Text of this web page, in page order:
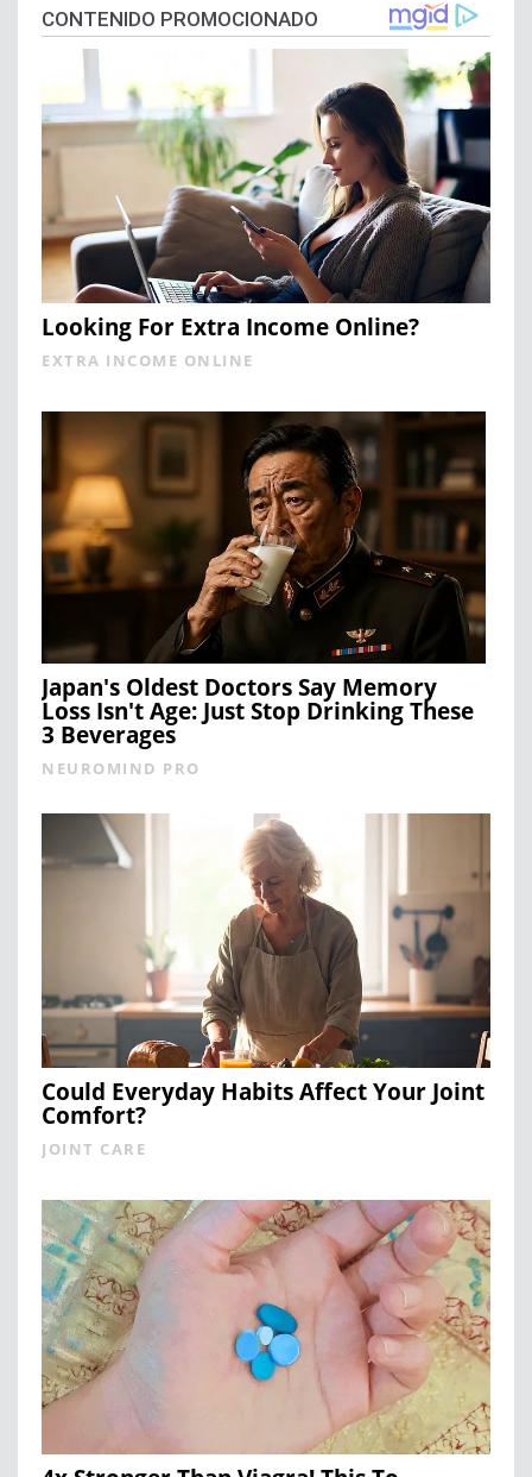
CONTENIDO PROMOCIONADO
Looking For Extra Income Online?
EXTRA INCOME ONLINE
Japan's Oldest Doctors Say Memory
Loss Isn't Age: Just Stop Drinking These
3 Beverages
NEUROMIND PRO
Could Everyday Habits Affect Your Joint
Comfort?
JOINT CARE